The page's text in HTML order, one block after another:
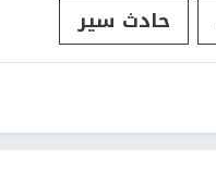
حادث سير